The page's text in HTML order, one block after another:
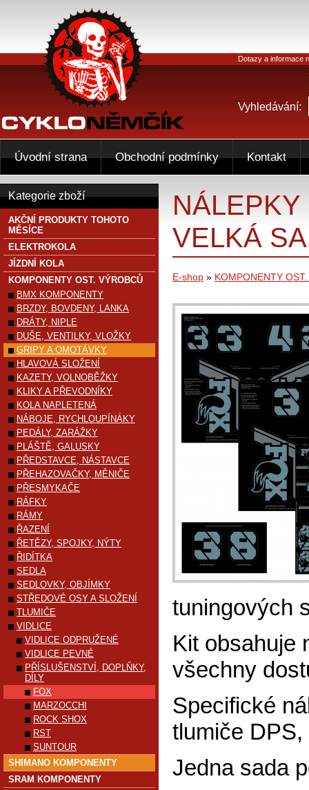
NÁLEPKY
VELKÁ
E-shop » KOMPONENTY
tuningových
Kit obsahuje
všechny
Specifické
tlumiče
Jedna sada
Kategorie zboží
AKČNÍ PRODUKTY TOHOTO
MĚSÍCE
ELEKTROKOLA
JÍZDNÍ KOLA
KOMPONENTY OST. VÝROBCŮ
BMX KOMPONENTY
BRZDY, BOVDENY, LANKA
DRÁTY, NIPLE
DUŠE, VENTILKY, VLOŽKY
GRIPY A OMOTÁVKY
HLAVOVÁ SLOŽENÍ
KAZETY, VOLNOBĚŽKY
KLIKY A PŘEVODNÍKY
KOLA NAPLETENÁ
NÁBOJE, RYCHLOUPÍNÁKY
PEDÁLY, ZARÁŽKY
PLÁŠTĚ, GALUSKY
PŘEDSTAVCE, NÁSTAVCE
PŘEHAZOVAČKY, MĚNIČE
PŘESMYKAČE
RÁFKY
RÁMY
ŘAZENÍ
ŘETĚZY, SPOJKY, NÝTY
ŘIDÍTKA
SEDLA
SEDLOVKY, OBJÍMKY
STŘEDOVÉ OSY A SLOŽENÍ
TLUMIČE
VIDLICE
VIDLICE ODPRUŽENÉ
VIDLICE PEVNÉ
PŘÍSLUŠENSTVÍ, DOPLŇKY,
DÍLY
FOX
MARZOCCHI
ROCK SHOX
RST
SUNTOUR
SHIMANO KOMPONENTY
SRAM KOMPONENTY
Dotazy a informace
Vyhledávání:
Úvodní strana Obchodní podmínky Kontakt